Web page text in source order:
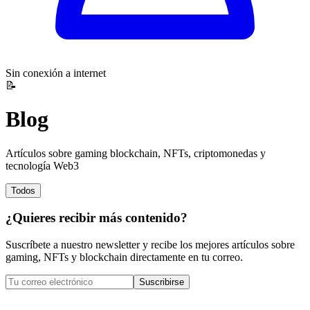
Sin conexión a internet
📝
Blog
Artículos sobre gaming blockchain, NFTs, criptomonedas y
tecnología Web3
Todos
¿Quieres recibir más contenido?
Suscríbete a nuestro newsletter y recibe los mejores artículos sobre
gaming, NFTs y blockchain directamente en tu correo.
Suscribirse